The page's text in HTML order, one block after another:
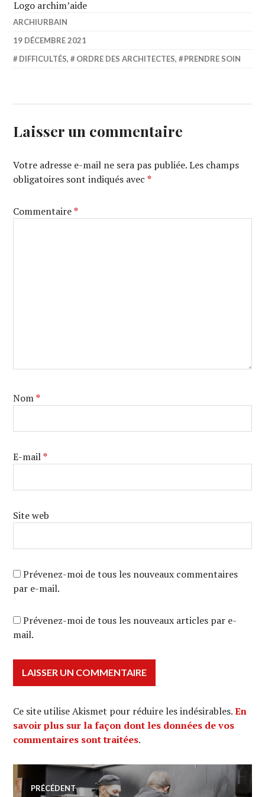
Logo archim’aide
ARCHIURBAIN
19 DÉCEMBRE 2021
DIFFICULTÉS, ORDRE DES ARCHITECTES, PRENDRE SOIN
Laisser un commentaire
Votre adresse e-mail ne sera pas publiée. Les champs
obligatoires sont indiqués avec*
Commentaire*
Nom*
E-mail*
Site web
Prévenez-moi de tous les nouveaux commentaires
par e-mail.
Prévenez-moi de tous les nouveaux articles par e-
mail.
Ce site utilise Akismet pour réduire les indésirables.En
savoir plus sur la façon dont les données de vos
commentaires sont traitées.
Navigation
PRÉCÉDENT